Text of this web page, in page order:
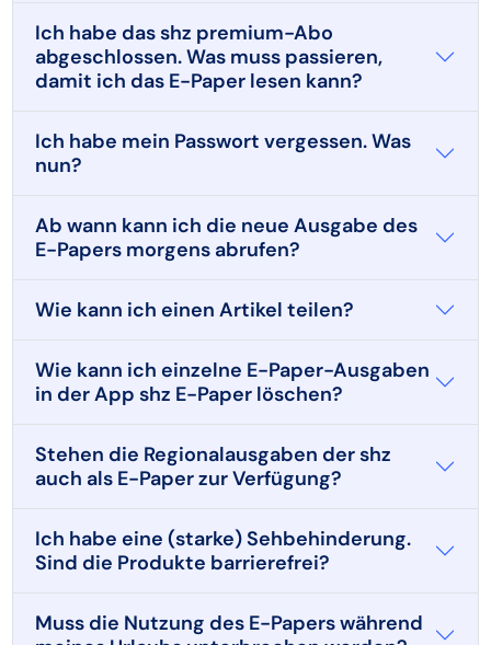
Ich habe das shz premium-Abo
abgeschlossen. Was muss passieren,
damit ich das E-Paper lesen kann?
Ich habe mein Passwort vergessen. Was
nun?
Ab wann kann ich die neue Ausgabe des
E-Papers morgens abrufen?
Wie kann ich einen Artikel teilen?
Wie kann ich einzelne E-Paper-Ausgaben
in der App shz E-Paper löschen?
Stehen die Regionalausgaben der shz
auch als E-Paper zur Verfügung?
Ich habe eine (starke) Sehbehinderung.
Sind die Produkte barrierefrei?
Muss die Nutzung des E-Papers während